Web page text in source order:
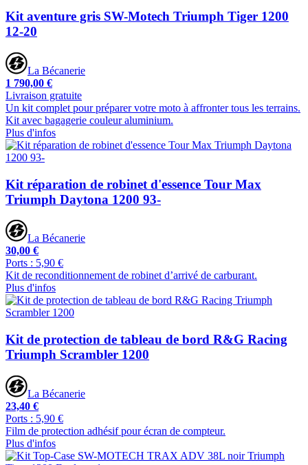
Kit aventure gris SW-Motech Triumph Tiger 1200
12-20
La Bécanerie
1 790,00 €
Livraison gratuite
Un kit complet pour préparer votre moto à affronter tous les terrains.
Kit avec bagagerie couleur aluminium.
Plus d'infos
Kit réparation de robinet d'essence Tour Max
Triumph Daytona 1200 93-
La Bécanerie
30,00 €
Ports : 5,90 €
Kit de reconditionnement de robinet d’arrivé de carburant.
Plus d'infos
Kit de protection de tableau de bord R&G Racing
Triumph Scrambler 1200
La Bécanerie
23,40 €
Ports : 5,90 €
Film de protection adhésif pour écran de compteur.
Plus d'infos